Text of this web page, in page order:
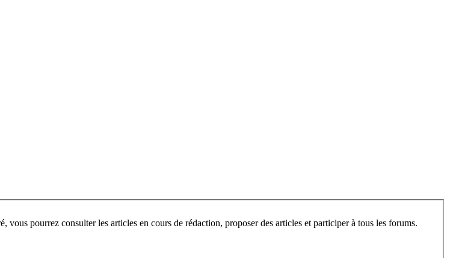
L’espace privé de ce site est ouvert aux visiteurs, après inscription. Une fois enregistré, vous pourrez consulter les articles en cours de rédaction, proposer des articles et participer à tous les forums.